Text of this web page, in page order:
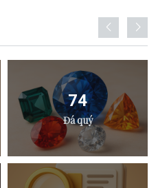
74
Đá quý